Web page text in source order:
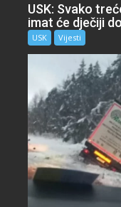
USK: Svako
imat će dječiji
USK Vijesti